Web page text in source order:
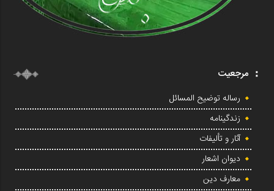
مرجعیت
رساله توضیح المسائل
زندگینامه
آثار و تألیفات
دیوان اشعار
معارف دین